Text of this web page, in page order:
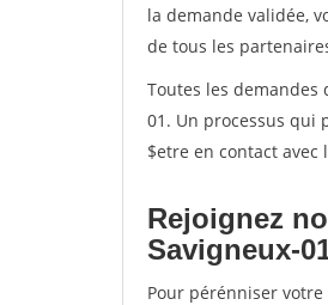
la demande validée,
de tous les
Toutes les demandes
01. Un processus qui
$etre en contact
Rejoignez
Savigneux-
Pour pérénniser